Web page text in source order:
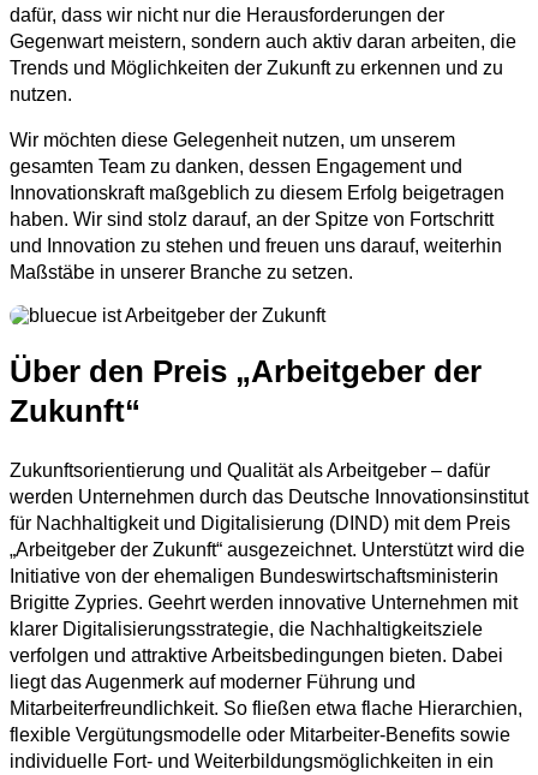
dafür, dass wir nicht nur die Herausforderungen der
Gegenwart meistern, sondern auch aktiv daran arbeiten, die
Trends und Möglichkeiten der Zukunft zu erkennen und zu
nutzen.
Wir möchten diese Gelegenheit nutzen, um unserem
gesamten Team zu danken, dessen Engagement und
Innovationskraft maßgeblich zu diesem Erfolg beigetragen
haben. Wir sind stolz darauf, an der Spitze von Fortschritt
und Innovation zu stehen und freuen uns darauf, weiterhin
Maßstäbe in unserer Branche zu setzen.
Über den Preis „Arbeitgeber der
Zukunft“
Zukunftsorientierung und Qualität als Arbeitgeber – dafür
werden Unternehmen durch das Deutsche Innovationsinstitut
für Nachhaltigkeit und Digitalisierung (DIND) mit dem Preis
„Arbeitgeber der Zukunft“ ausgezeichnet. Unterstützt wird die
Initiative von der ehemaligen Bundeswirtschaftsministerin
Brigitte Zypries. Geehrt werden innovative Unternehmen mit
klarer Digitalisierungsstrategie, die Nachhaltigkeitsziele
verfolgen und attraktive Arbeitsbedingungen bieten. Dabei
liegt das Augenmerk auf moderner Führung und
Mitarbeiterfreundlichkeit. So fließen etwa flache Hierarchien,
flexible Vergütungsmodelle oder Mitarbeiter-Benefits sowie
individuelle Fort- und Weiterbildungsmöglichkeiten in ein